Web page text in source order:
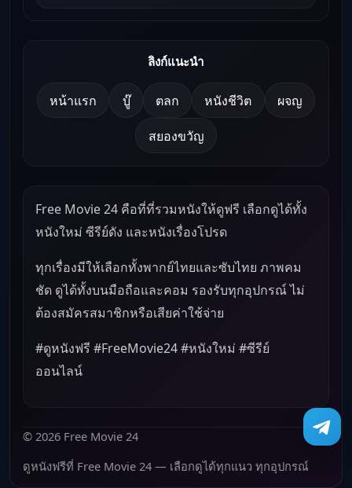
ลิงก์แนะนำ
หน้าแรก บู๊ ตลก หนังชีวิต ผจญ
สยองขวัญ
Free Movie 24 คือที่ที่รวมหนังให้ดูฟรี เลือกดูได้ทั้ง
หนังใหม่ ซีรีย์ดัง และหนังเรื่องโปรด
ทุกเรื่องมีให้เลือกทั้งพากย์ไทยและซับไทย ภาพคม
ชัด ดูได้ทั้งบนมือถือและคอม รองรับทุกอุปกรณ์ ไม่
ต้องสมัครสมาชิกหรือเสียค่าใช้จ่าย
#ดูหนังฟรี #FreeMovie24 #หนังใหม่ #ซีรีย์
ออนไลน์
© 2026 Free Movie 24
ดูหนังฟรีที่ Free Movie 24 — เลือกดูได้ทุกแนว ทุกอุปกรณ์